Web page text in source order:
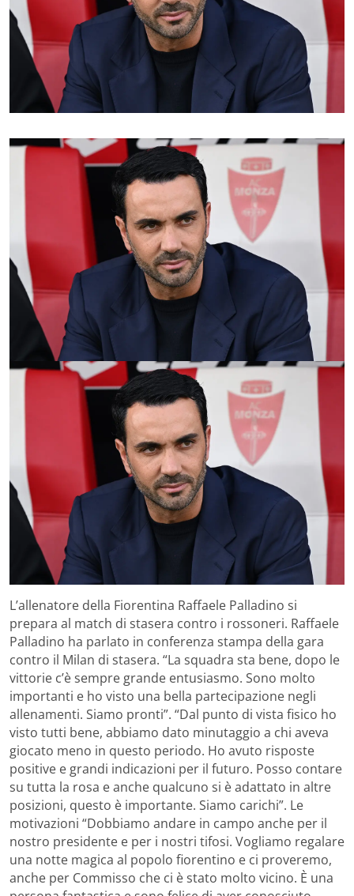
L’allenatore della Fiorentina Raffaele Palladino si
prepara al match di stasera contro i rossoneri. Raffaele
Palladino ha parlato in conferenza stampa della gara
contro il Milan di stasera. “La squadra sta bene, dopo le
vittorie c’è sempre grande entusiasmo. Sono molto
importanti e ho visto una bella partecipazione negli
allenamenti. Siamo pronti”. “Dal punto di vista fisico ho
visto tutti bene, abbiamo dato minutaggio a chi aveva
giocato meno in questo periodo. Ho avuto risposte
positive e grandi indicazioni per il futuro. Posso contare
su tutta la rosa e anche qualcuno si è adattato in altre
posizioni, questo è importante. Siamo carichi”. Le
motivazioni “Dobbiamo andare in campo anche per il
nostro presidente e per i nostri tifosi. Vogliamo regalare
una notte magica al popolo fiorentino e ci proveremo,
anche per Commisso che ci è stato molto vicino. È una